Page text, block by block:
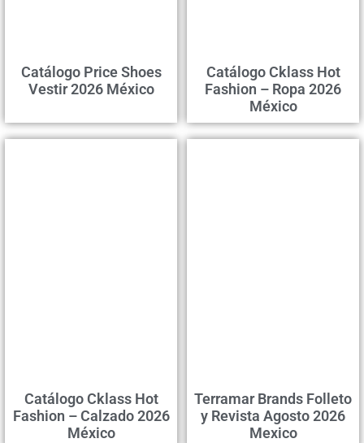
Catálogo Price Shoes
Vestir 2026 México
Catálogo Cklass Hot
Fashion – Ropa 2026
México
Catálogo Cklass Hot
Fashion – Calzado 2026
México
Terramar Brands Folleto
y Revista Agosto 2026
Mexico